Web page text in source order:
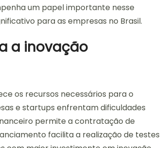
um papel importante nesse
para as empresas no Brasil.
a inovação
os recursos necessários para o
e startups enfrentam dificuldades
permite a contratação de
facilita a realização de testes